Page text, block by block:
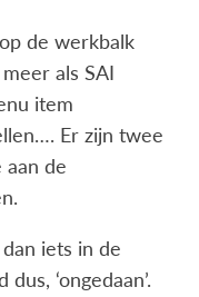
de werkbalk
als SAI
item
. Er zijn twee
aan de
iets in de
‘ongedaan’.